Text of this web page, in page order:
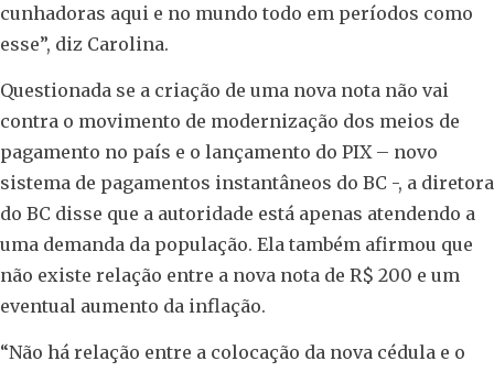
cunhadoras aqui e no mundo todo em períodos como
esse”, diz Carolina.
Questionada se a criação de uma nova nota não vai
contra o movimento de modernização dos meios de
pagamento no país e o lançamento do PIX – novo
sistema de pagamentos instantâneos do BC -, a diretora
do BC disse que a autoridade está apenas atendendo a
uma demanda da população. Ela também afirmou que
não existe relação entre a nova nota de R$ 200 e um
eventual aumento da inflação.
“Não há relação entre a colocação da nova cédula e o